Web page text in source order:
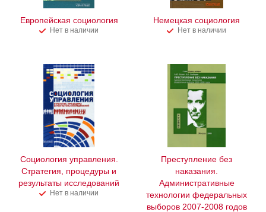
Европейская социология
Нет в наличии
Немецкая социология
Нет в наличии
Социология управления.
Стратегия, процедуры и
результаты исследований
Нет в наличии
Преступление без
наказания.
Административные
технологии федеральных
выборов 2007-2008 годов